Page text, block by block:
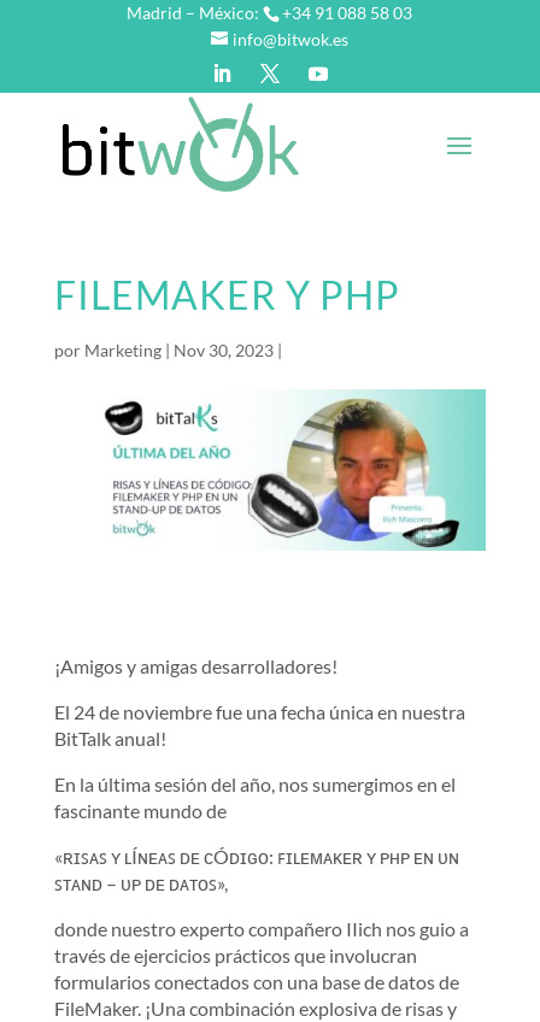
Madrid – México:
+34 91 088 58 03
info@bitwok.es
FILEMAKER Y PHP
por Marketing| Nov 30, 2023|
¡Amigos y amigas desarrolladores!
El 24 de noviembre fue una fecha única en nuestra
BitTalk anual!
En la última sesión del año, nos sumergimos en el
fascinante mundo de
«ʀɪꜱᴀꜱ ʏ ʟÍɴᴇᴀꜱ ᴅᴇ ᴄÓᴅɪɢᴏ: ꜰɪʟᴇᴍᴀᴋᴇʀ ʏ ᴘʜᴘ ᴇɴ ᴜɴ
ꜱᴛᴀɴᴅ – ᴜᴘ ᴅᴇ ᴅᴀᴛᴏꜱ»,
donde nuestro experto compañero IIich nos guio a
través de ejercicios prácticos que involucran
formularios conectados con una base de datos de
FileMaker. ¡Una combinación explosiva de risas y